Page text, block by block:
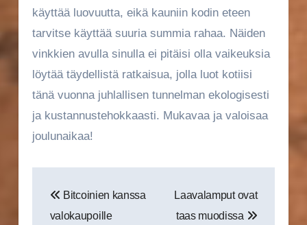
käyttää luovuutta, eikä kauniin kodin eteen
tarvitse käyttää suuria summia rahaa. Näiden
vinkkien avulla sinulla ei pitäisi olla vaikeuksia
löytää täydellistä ratkaisua, jolla luot kotiisi
tänä vuonna juhlallisen tunnelman ekologisesti
ja kustannustehokkaasti. Mukavaa ja valoisaa
joulunaikaa!
selaus
Bitcoinien kanssa
valokaupoille
Laavalamput ovat
taas muodissa